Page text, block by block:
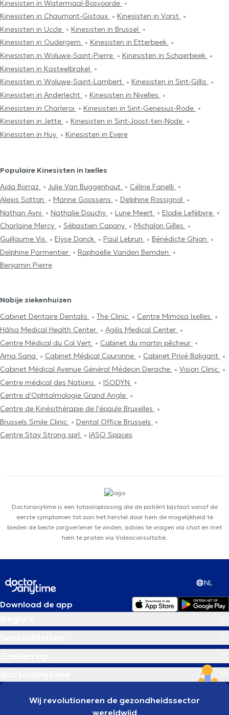
Kinesisten in Watermaal-Bosvoorde
Kinesisten in Chaumont-Gistoux
Kinesisten in Vorst
Kinesisten in Uccle
Kinesisten in Brussel
Kinesisten in Oudergem
Kinesisten in Etterbeek
Kinesisten in Woluwe-Saint-Pierre
Kinesisten in Schaerbeek
Kinesisten in Kasteelbrakel
Kinesisten in Woluwe-Saint-Lambert
Kinesisten in Sint-Gillis
Kinesisten in Anderlecht
Kinesisten in Nivelles
Kinesisten in Charleroi
Kinesisten in Sint-Genesius-Rode
Kinesisten in Jette
Kinesisten in Sint-Joost-ten-Node
Kinesisten in Huy
Kinesisten in Evere
Populaire Kinesisten in Ixelles
Aida Borraz
Julie Van Buggenhout
Céline Fanelli
Alexis Sotton
Marine Goossens
Delphine Rossignol
Nathan Avni
Nathalie Douchy Lune Meert
Elodie Lefèbvre
Charlaine Mercy
Sébastien Capony
Michalon Gilles
Guillaume Vis
Elyse Donck Paul Lebrun
Bénédicte Ghion
Delphine Parmentier
Raphaëlle Vanden Bemden
Benjamin Pierre
Nabije ziekenhuizen
Cabinet Dentaire Dentalis
The Clinic
Centre Mimosa Ixelles
Hälsa Medical Health Center
Agilis Medical Center
Centre Médical du Col Vert
Cabinet du martin pêcheur
Ama Sana
Cabinet Médical Couronne
Cabinet Privé Baligant
Cabinet Médical Avenue Général Médecin Derache
Vision Clinic
Centre médical des Nations
ISODYN
Centre d'Ophtalmologie Grand Angle
Centre de Kinésithérapie de l'épaule Bruxelles
Brussels Smile Clinic
Dental Office Brussels
Centre Stay Strong sprl
IASO Spaces
Doctoranytime is een totaaloplossing die de patiënt bijstaat vanaf de
eerste symptomen tot aan het herstel door hem de mogelijkheid te
bieden de beste zorgverlener te vinden, advies te vragen via chat en met
hem te praten via Videoconsultatie.
NL
Download de app
Wij revolutioneren de gezondheidssector
wereldwijd